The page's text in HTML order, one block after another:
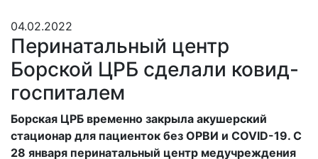
04.02.2022
Перинатальный центр
Борской ЦРБ сделали ковид-
госпиталем
Борская ЦРБ временно закрыла акушерский
стационар для пациенток без ОРВИ и COVID-19. С
28 января перинатальный центр медучреждения